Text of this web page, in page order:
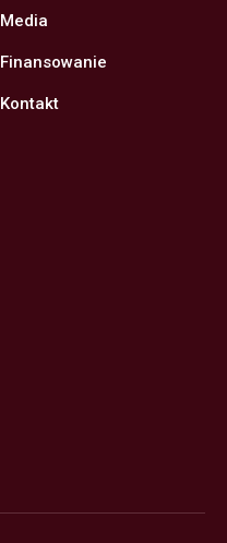
Media
Finansowanie
Kontakt